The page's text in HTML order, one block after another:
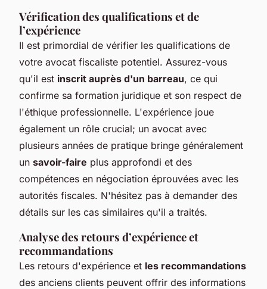
Vérification des qualifications et de
l’expérience
Il est primordial de vérifier les qualifications de
votre avocat fiscaliste potentiel. Assurez-vous
qu'il est inscrit auprès d'un barreau, ce qui
confirme sa formation juridique et son respect de
l'éthique professionnelle. L'expérience joue
également un rôle crucial; un avocat avec
plusieurs années de pratique bringe généralement
un savoir-faire plus approfondi et des
compétences en négociation éprouvées avec les
autorités fiscales. N'hésitez pas à demander des
détails sur les cas similaires qu'il a traités.
Analyse des retours d’expérience et
recommandations
Les retours d'expérience et les recommandations
des anciens clients peuvent offrir des informations